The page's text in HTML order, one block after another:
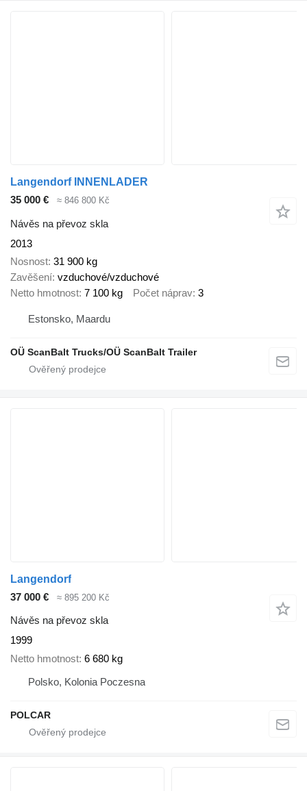
Langendorf INNENLADER
35 000 €
≈ 846 800 Kč
Návěs na převoz skla
2013
Nosnost 31 900 kg
Zavěšení vzduchové/vzduchové
Netto hmotnost 7 100 kg Počet náprav 3
Estonsko, Maardu
OÜ ScanBalt Trucks/OÜ ScanBalt Trailer
Langendorf
37 000 €
≈ 895 200 Kč
Návěs na převoz skla
1999
Netto hmotnost 6 680 kg
Polsko, Kolonia Poczesna
POLCAR